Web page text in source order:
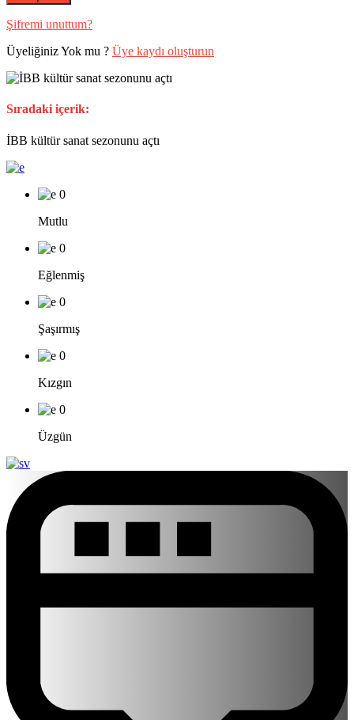
Şifremi unuttum?
Üyeliğiniz Yok mu ? Üye kaydı oluşturun
Sıradaki içerik:
İBB kültür sanat sezonunu açtı
0
Mutlu
0
Eğlenmiş
0
Şaşırmış
0
Kızgın
0
Üzgün